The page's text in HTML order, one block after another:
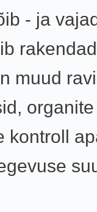
- ja
muud
organite
kontroll